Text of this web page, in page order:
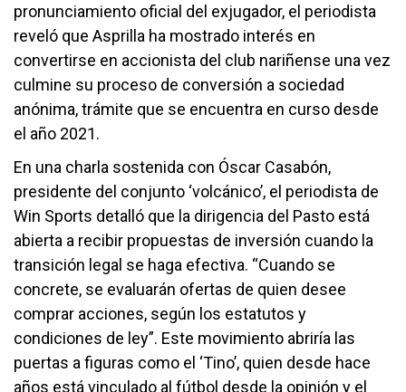
pronunciamiento oficial del exjugador, el periodista
reveló que Asprilla ha mostrado interés en
convertirse en accionista del club nariñense una vez
culmine su proceso de conversión a sociedad
anónima, trámite que se encuentra en curso desde
el año 2021.
En una charla sostenida con Óscar Casabón,
presidente del conjunto ‘volcánico’, el periodista de
Win Sports detalló que la dirigencia del Pasto está
abierta a recibir propuestas de inversión cuando la
transición legal se haga efectiva. “Cuando se
concrete, se evaluarán ofertas de quien desee
comprar acciones, según los estatutos y
condiciones de ley”. Este movimiento abriría las
puertas a figuras como el ‘Tino’, quien desde hace
años está vinculado al fútbol desde la opinión y el